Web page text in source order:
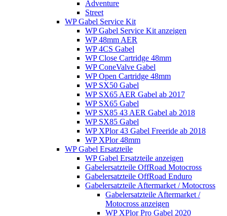
Adventure
Street
WP Gabel Service Kit
WP Gabel Service Kit anzeigen
WP 48mm AER
WP 4CS Gabel
WP Close Cartridge 48mm
WP ConeValve Gabel
WP Open Cartridge 48mm
WP SX50 Gabel
WP SX65 AER Gabel ab 2017
WP SX65 Gabel
WP SX85 43 AER Gabel ab 2018
WP SX85 Gabel
WP XPlor 43 Gabel Freeride ab 2018
WP XPlor 48mm
WP Gabel Ersatzteile
WP Gabel Ersatzteile anzeigen
Gabelersatzteile OffRoad Motocross
Gabelersatzteile OffRoad Enduro
Gabelersatzteile Aftermarket / Motocross
Gabelersatzteile Aftermarket /
Motocross anzeigen
WP XPlor Pro Gabel 2020